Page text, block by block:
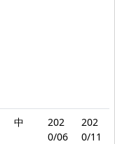
中
202
0/06
202
0/11